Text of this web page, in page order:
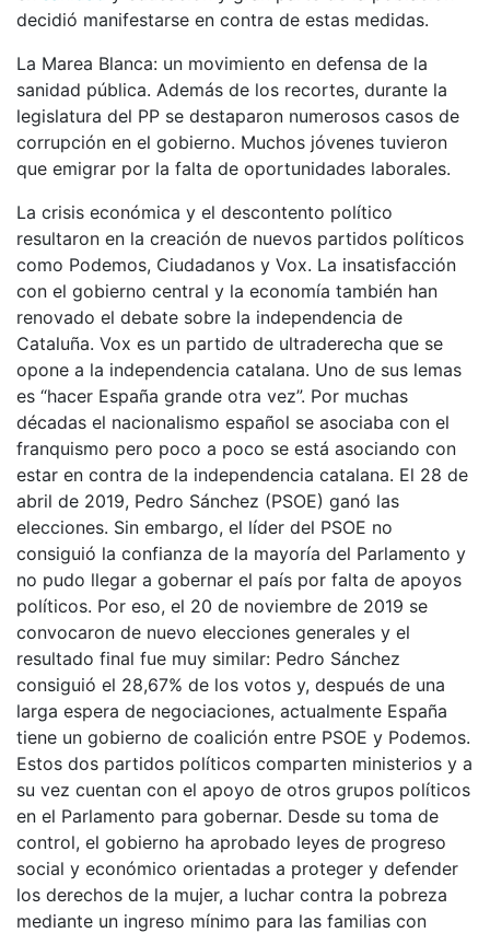
decidió manifestarse en contra de estas medidas.
La Marea Blanca: un movimiento en defensa de la
sanidad pública. Además de los recortes, durante la
legislatura del PP se destaparon numerosos casos de
corrupción en el gobierno. Muchos jóvenes tuvieron
que emigrar por la falta de oportunidades laborales.
La crisis económica y el descontento político
resultaron en la creación de nuevos partidos políticos
como Podemos, Ciudadanos y Vox. La insatisfacción
con el gobierno central y la economía también han
renovado el debate sobre la independencia de
Cataluña. Vox es un partido de ultraderecha que se
opone a la independencia catalana. Uno de sus lemas
es “hacer España grande otra vez”. Por muchas
décadas el nacionalismo español se asociaba con el
franquismo pero poco a poco se está asociando con
estar en contra de la independencia catalana. El 28 de
abril de 2019, Pedro Sánchez (PSOE) ganó las
elecciones. Sin embargo, el líder del PSOE no
consiguió la confianza de la mayoría del Parlamento y
no pudo llegar a gobernar el país por falta de apoyos
políticos. Por eso, el 20 de noviembre de 2019 se
convocaron de nuevo elecciones generales y el
resultado final fue muy similar: Pedro Sánchez
consiguió el 28,67% de los votos y, después de una
larga espera de negociaciones, actualmente España
tiene un gobierno de coalición entre PSOE y Podemos.
Estos dos partidos políticos comparten ministerios y a
su vez cuentan con el apoyo de otros grupos políticos
en el Parlamento para gobernar. Desde su toma de
control, el gobierno ha aprobado leyes de progreso
social y económico orientadas a proteger y defender
los derechos de la mujer, a luchar contra la pobreza
mediante un ingreso mínimo para las familias con